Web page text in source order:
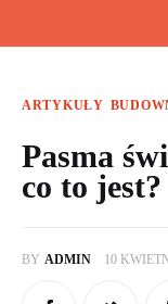
Home
ARTYKUŁY
Pasma
co to jest?
BY ADMIN 10